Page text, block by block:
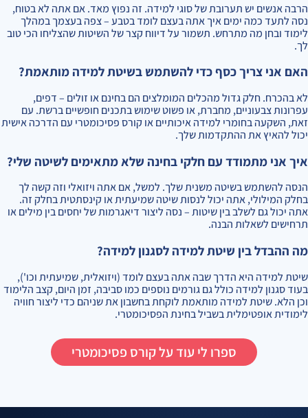
הרבה אנשים יש תערובת של סוגי למידה. זה נפוץ מאד. אם אתה לא בטוח,
נסה לתעד כמה ימים איך אתה בעצם לומד בטבע – צפה בעצמך במהלך
לימוד ובחן מה מתרחש. תשמור על דיווח קצר של השיטות שהצליחו הכי טוב
לך.
האם אני צריך כסף כדי להשתמש בשיטת למידה מותאמת?
לא בהכרח. חלק גדול מהכלים המומלצים הם בחינם או זולים – דפים,
עפרונות צבעוניים, מחברת, או פשוט שימוש בתכנים חופשיים ברשת. עם
זאת, השקעה בחומרי למידה איכותיים או קורס פסיכומטרי עם הדרכה אישית
יכול להאיץ את ההתקדמות שלך.
איך אני מתמודד עם חלקי בחינה שלא מתאימים לשיטה שלי?
הנסה להשתמש בשיטה משנית שלך. למשל, אם אתה ויזואלי וזה קשה לך
בחלק המילולי, אתה יכול לנסות שיטה שמיעתית או קינסתטית בחלק זה.
אתה יכול גם לשלב בין שיטות – נסה ליצור דיאגרמות של יחסים בין מילים או
תרחישים לשאלות הבנה.
מה ההבדל בין שיטת למידה לסגנון למידה?
שיטת למידה היא הדרך שבה אתה בעצם לומד (ויזואלית, שמיעתית וכו'),
בעוד סגנון למידה כולל גם גורמים נוספים כמו סביבה, זמן היום, קצב הלימוד
וכן הלא. שיטת למידה מותאמת לוקחת בחשבון את שניהם כדי ליצור חוויה
לימודית אופטימלית בשביל בחינת הפסיכומטרי.
ספרו לי עוד על קורס פסיכומטרי